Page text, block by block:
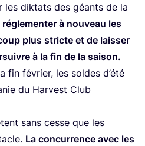
les dik­tats des géants de la
régle­men­ter à nou­veau les
plus stricte et de lais­ser
à la fin de la sai­son.
fin février, les soldes d’é­té
du Har­vest Club
sans cesse que les
La concur­rence avec les